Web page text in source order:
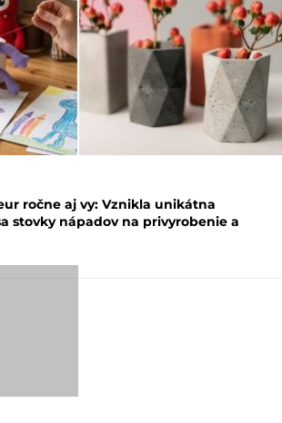
ročne aj vy: Vznikla unikátna
stovky nápadov na privyrobenie a